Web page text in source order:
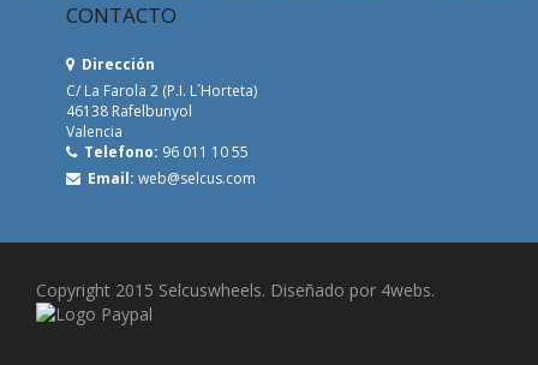
CONTACTO
Dirección
C/ La Farola 2 (P.I. L´Horteta)
46138 Rafelbunyol
Valencia
Telefono: 96 011 10 55
Email: web@selcus.com
Copyright 2015 Selcuswheels. Diseñado por 4webs.